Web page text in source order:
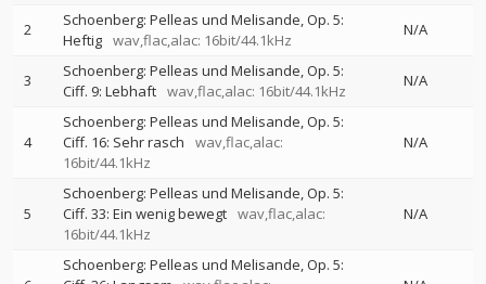
2
Schoenberg: Pelleas und Melisande, Op. 5:
Heftig wav,flac,alac: 16bit/44.1kHz
N/A
3
Schoenberg: Pelleas und Melisande, Op. 5:
Ciff. 9: Lebhaft wav,flac,alac: 16bit/44.1kHz
N/A
4
Schoenberg: Pelleas und Melisande, Op. 5:
Ciff. 16: Sehr rasch
wav,flac,alac:
16bit/44.1kHz
N/A
5
Schoenberg: Pelleas und Melisande, Op. 5:
Ciff. 33: Ein wenig bewegt wav,flac,alac:
16bit/44.1kHz
N/A
Schoenberg: Pelleas und Melisande, Op. 5: